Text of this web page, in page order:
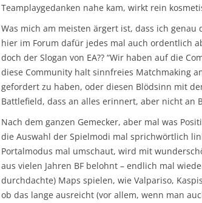
Teamplaygedanken nahe kam, wirkt rein
Was mich am meisten ärgert ist, dass ich genau
hier im Forum dafür jedes mal auch ordentlich
doch der Slogan von EA?? “Wir haben auf die
diese Community halt sinnfreies Matchmaking
gefordert zu haben, oder diesen Blödsinn mit
Battlefield, dass an alles erinnert, aber nicht an
Nach dem ganzen Gemecker, aber mal was
die Auswahl der Spielmodi mal sprichwörtlich
Portalmodus mal umschaut, wird mit
aus vielen Jahren BF belohnt – endlich mal
durchdachte) Maps spielen, wie Valpariso,
ob das lange ausreicht (vor allem, wenn man